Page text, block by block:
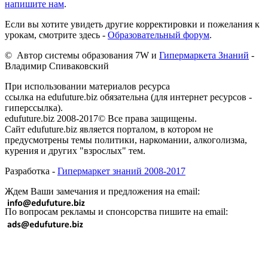
напишите нам.
Если вы хотите увидеть другие корректировки и пожелания к
урокам, смотрите здесь - Образовательный форум.
© Автор системы образования 7W и Гипермаркета Знаний -
Владимир Спиваковский
При использовании материалов ресурса
ссылка на edufuture.biz обязательна (для интернет ресурсов -
гиперссылка).
edufuture.biz 2008-2017© Все права защищены.
Сайт edufuture.biz является порталом, в котором не
предусмотрены темы политики, наркомании, алкоголизма,
курения и других "взрослых" тем.
Разработка - Гипермаркет знаний 2008-2017
Ждем Ваши замечания и предложения на email:
По вопросам рекламы и спонсорства пишите на email: